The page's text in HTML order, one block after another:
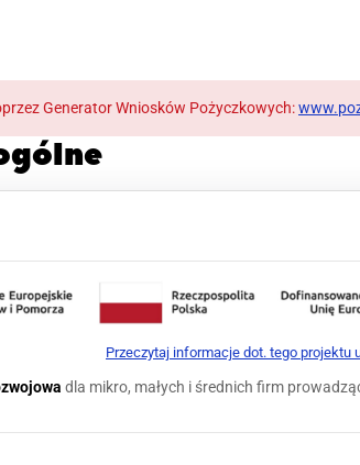
Generator Wniosków Pożyczkowych:
Przeczytaj informacje dot. tego projektu
dla mikro, małych i średnich firm